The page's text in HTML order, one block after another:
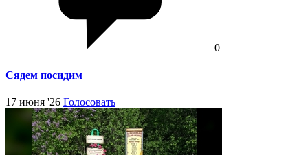
0
Сядем посидим
17 июня '26 Голосовать